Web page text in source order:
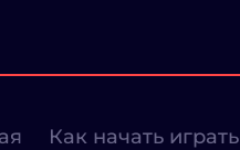
Как начать играть